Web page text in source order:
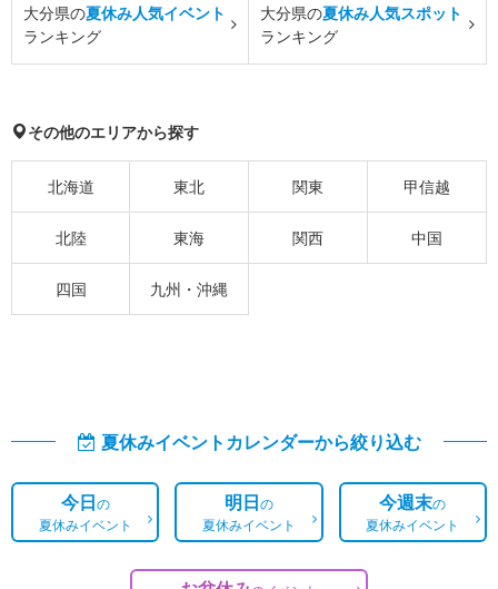
大分県の夏休み人気イベント
ランキング
大分県の夏休み人気スポット
ランキング
その他のエリアから探す
北海道 東北 関東 甲信越
北陸 東海 関西 中国
四国 九州・沖縄
夏休みイベントカレンダーから絞り込む
今日の
夏休みイベント
明日の
夏休みイベント
今週末の
夏休みイベント